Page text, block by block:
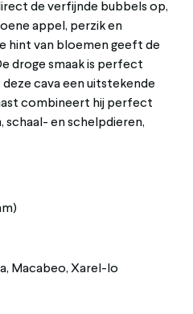
de verfijnde bubbels op,
appel, perzik en
hint van bloemen geeft de
droge smaak is perfect
cava een uitstekende
combineert hij perfect
en schelpdieren,
Macabeo, Xarel-lo